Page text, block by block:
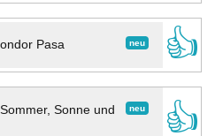
neu
Pasa
👍
neu
Sommer, Sonne und
👍